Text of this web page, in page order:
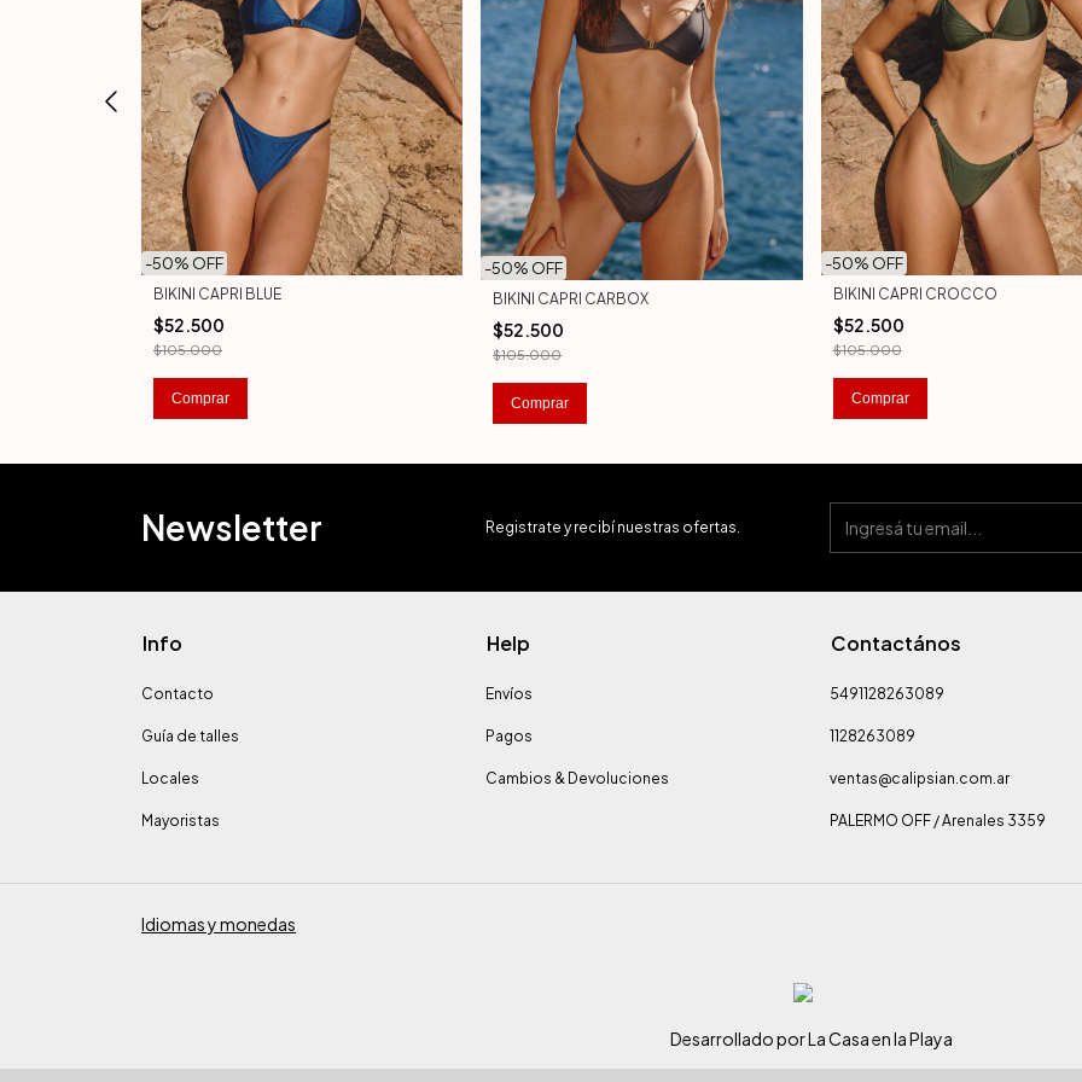
-50% OFF
BIKINI CAPRI BLUE
$52.500
$105.000
Comprar
-50% OFF
BIKINI CAPRI CARBOX
$52.500
$105.000
Comprar
-50% OFF
BIKINI CAPRI CROCCO
$52.500
$105.000
Comprar
Newsletter Registrate y recibí nuestras ofertas.
Info
Contacto
Guía de talles
Locales
Mayoristas
Help
Envíos
Pagos
Cambios & Devoluciones
Contactános
5491128263089
1128263089
ventas@calipsian.com.ar
PALERMO OFF / Arenales 3359
Idiomas y monedas
Desarrollado por La Casa en la Playa